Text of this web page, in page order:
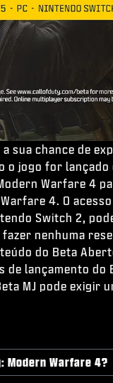
sua chance de
o jogo for lançado
Warfare 4
4. O
Switch 2,
nenhuma
do Beta
lançamento
MJ pode
Modern Warfare 4?